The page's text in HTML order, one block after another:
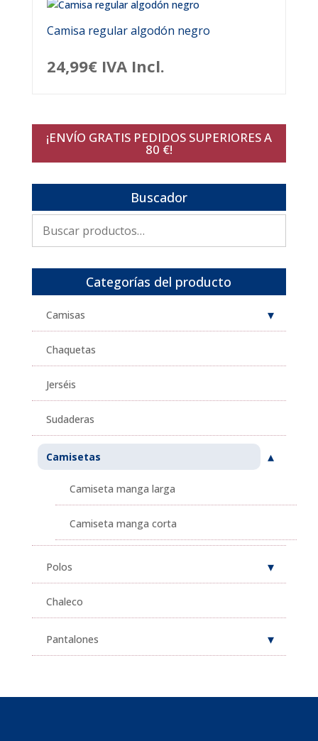
Camisa regular algodón negro
24,99€ IVA Incl.
¡ENVÍO GRATIS PEDIDOS SUPERIORES A
80 €!
Buscador
por:
Categorías del producto
Camisas
Chaquetas
Jerséis
Sudaderas
Camisetas
Camiseta manga larga
Camiseta manga corta
Polos
Chaleco
Pantalones